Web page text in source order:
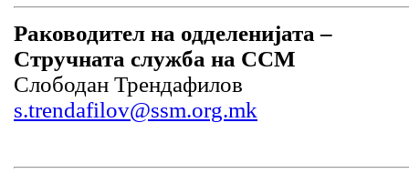
Раководител на одделенијата –
Стручната служба на ССМ
Слободан Трендафилов
s.trendafilov@ssm.org.mk